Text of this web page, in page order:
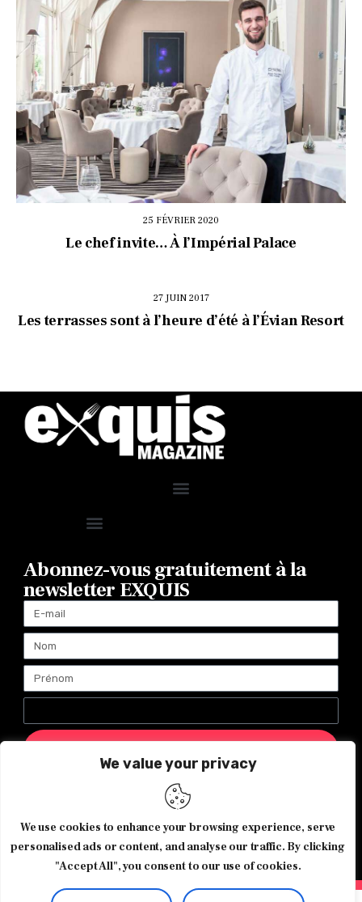
We value your privacy
We use cookies to enhance your browsing experience, serve
personalised ads or content, and analyse our traffic. By clicking
"Accept All", you consent to our use of cookies.
25 FÉVRIER 2020
Le chef invite… À l’Impérial Palace
27 JUIN 2017
Les terrasses sont à l’heure d’été à l’Évian Resort
Abonnez-vous gratuitement à la
newsletter EXQUIS
Magazine Exquis© 2026 Tous droits réservés -Made with ♥️
byAgence de communication JOUR J